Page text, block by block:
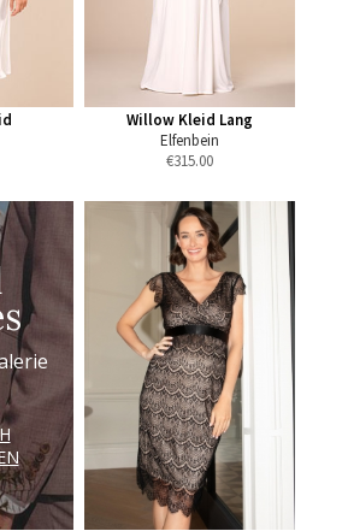
Willow Kleid Lang
Elfenbein
€315.00